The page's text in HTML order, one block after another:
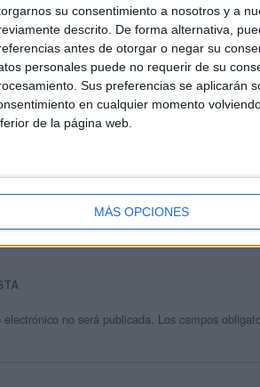
su consentimiento a nosotros y a
descrito. De forma alternativa,
antes de otorgar o negar su
personales puede no requerir de su
Sus preferencias se aplicarán
en cualquier momento
de la página web.
MÁS OPCIONES
de María Olivares
ha proporcionado ninguna información.
no será publicada. Los campos